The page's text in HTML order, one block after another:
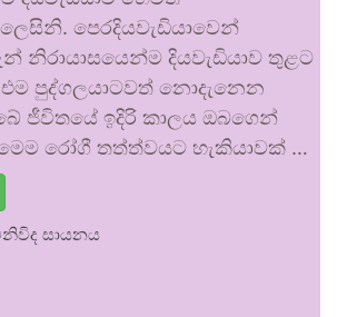
ලෙසිනි. පෙරදියවැඩියාවෙන්
නිරායාසයෙන්ම දියවැඩියාව තුළට
පුද්ගලයාටවත් නොදැනෙන
ජීවිතයේ ඉදිරි කාලය ඔබගෙන්
රෝගී තත්ත්වයට හැකියාවක් …
සායනය